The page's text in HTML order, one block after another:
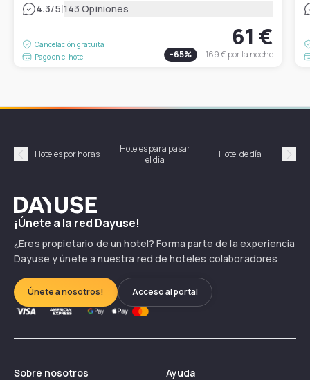
4.3/5|143 Opiniones
Cancelación gratuita
Pago en el hotel
61 €
-65% 169 €por la noche
Précédent
Hoteles por horas
Hoteles para pasar
el día
Hotel de día
Dayuse
¡Únete a la red Dayuse!
¿Eres propietario de un hotel? Forma parte de la experiencia
Dayuse y únete a nuestra red de hoteles colaboradores
Únete a nosotros! Acceso al portal
Sobre nosotros Ayuda